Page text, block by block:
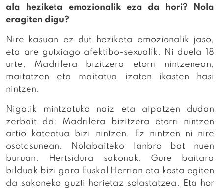
ala heziketa emozionalik eza da hori? Nola
eragiten digu?
Nire kasuan ez dut heziketa emozionalik jaso,
eta are gutxiago afektibo-sexualik. Ni duela 18
urte, Madrilera bizitzera etorri nintzenean,
maitatzen eta maitatua izaten ikasten hasi
nintzen.
Nigatik mintzatuko naiz eta aipatzen dudan
zerbait da: Madrilera bizitzera etorri nintzen
artio kateatua bizi nintzen. Ez nintzen ni nire
osotasunean. Nolabaiteko lanbro bat nuen
buruan. Hertsidura sakonak. Gure baitara
bilduak bizi gara Euskal Herrian eta kosta egiten
da sakoneko guzti horietaz solastatzea. Eta hor